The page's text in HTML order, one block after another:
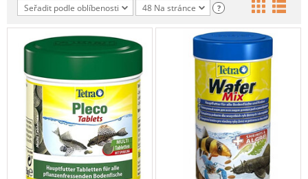
Seřadit podle oblíbenosti 48 Na stránce ?